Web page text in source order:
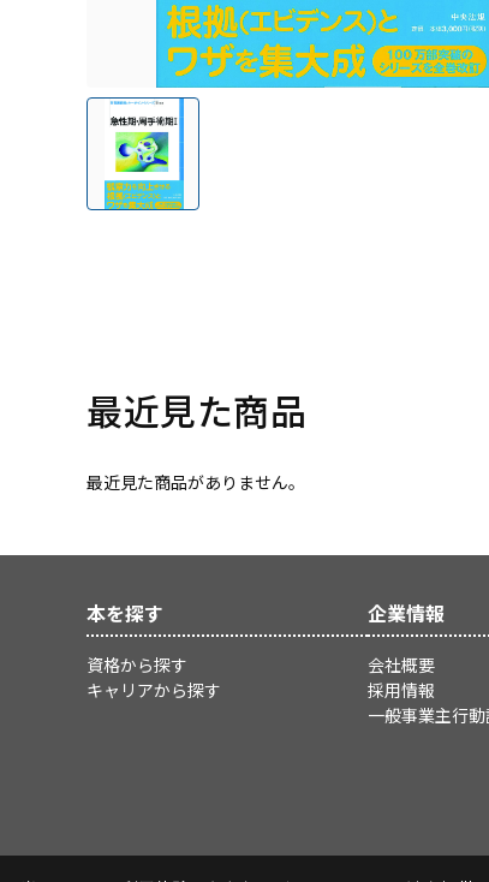
最近見た商品
最近見た商品がありません。
本を探す
資格から探す
キャリアから探す
企業情報
会社概要
採用情報
一般事業主行